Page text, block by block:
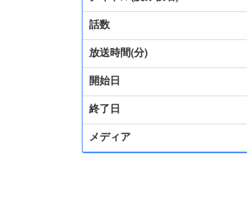
話数
放送時間(分)
開始日
終了日
メディア